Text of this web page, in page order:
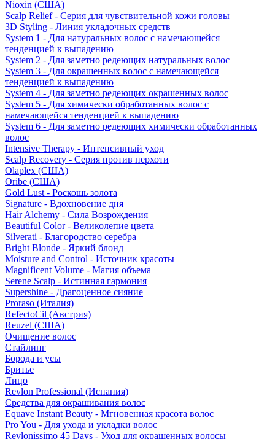
Nioxin (США)
Scalp Relief - Серия для чувствительной кожи головы
3D Styling - Линия укладочных средств
System 1 - Для натуральных волос с намечающейся
тенденцией к выпадению
System 2 - Для заметно редеющих натуральных волос
System 3 - Для окрашенных волос с намечающейся
тенденцией к выпадению
System 4 - Для заметно редеющих окрашенных волос
System 5 - Для химически обработанных волос с
намечающейся тенденцией к выпадению
System 6 - Для заметно редеющих химически обработанных
волос
Intensive Therapy - Интенсивный уход
Scalp Recovery - Серия против перхоти
Olaplex (США)
Oribe (США)
Gold Lust - Роскошь золота
Signature - Вдохновение дня
Hair Alchemy - Сила Возрождения
Beautiful Color - Великолепие цвета
Silverati - Благородство серебра
Bright Blonde - Яркий блонд
Moisture and Control - Источник красоты
Magnificent Volume - Магия объема
Serene Scalp - Истинная гармония
Supershine - Драгоценное сияние
Proraso (Италия)
RefectoCil (Австрия)
Reuzel (США)
Очищение волос
Стайлинг
Борода и усы
Бритье
Лицо
Revlon Professional (Испания)
Средства для окрашивания волос
Equave Instant Beauty - Мгновенная красота волос
Pro You - Для ухода и укладки волос
Revlonissimo 45 Days - Уход для окрашенных волосы